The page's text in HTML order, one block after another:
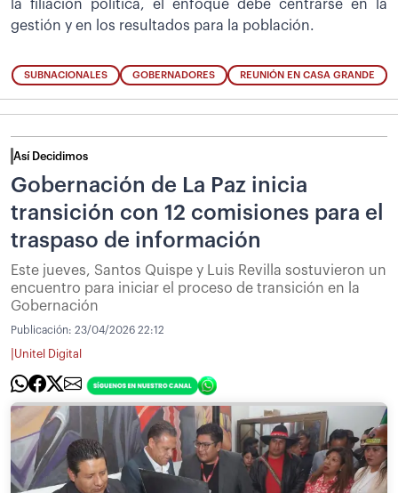
la filiación política, el enfoque debe centrarse en la
gestión y en los resultados para la población.
SUBNACIONALES GOBERNADORES REUNIÓN EN CASA GRANDE
Así Decidimos
Gobernación de La Paz inicia
transición con 12 comisiones para el
traspaso de información
Este jueves, Santos Quispe y Luis Revilla sostuvieron un
encuentro para iniciar el proceso de transición en la
Gobernación
Publicación: 23/04/2026 22:12
Unitel Digital